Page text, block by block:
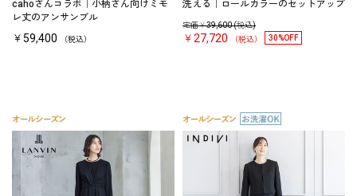
cahoさんコラボ｜小柄さん向けミモ
レ丈のアンサンブル
￥59,400 （税込）
洗える｜ロールカラーのセットアップ
定価￥39,600(税込)
￥27,720 （税込） 30%OFF